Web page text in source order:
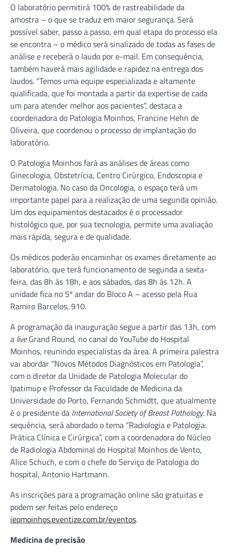
O laboratório permitirá 100% de rastreabilidade da
amostra – o que se traduz em maior segurança. Será
possível saber, passo a passo, em qual etapa do processo ela
se encontra – o médico será sinalizado de todas as fases de
análise e receberá o laudo por e-mail. Em consequência,
também haverá mais agilidade e rapidez na entrega dos
laudos. “Temos uma equipe especializada e altamente
qualificada, que foi montada a partir da expertise de cada
um para atender melhor aos pacientes”, destaca a
coordenadora do Patologia Moinhos, Francine Hehn de
Oliveira, que coordenou o processo de implantação do
laboratório.
O Patologia Moinhos fará as análises de áreas como
Ginecologia, Obstetrícia, Centro Cirúrgico, Endoscopia e
Dermatologia. No caso da Oncologia, o espaço terá um
importante papel para a realização de uma segunda opinião.
Um dos equipamentos destacados é o processador
histológico que, por sua tecnologia, permite uma avaliação
mais rápida, segura e de qualidade.
Os médicos poderão encaminhar os exames diretamente ao
laboratório, que terá funcionamento de segunda a sexta-
feira, das 8h às 18h, e aos sábados, das 8h às 12h. A
unidade fica no 5º andar do Bloco A – acesso pela Rua
Ramiro Barcelos, 910.
A programação da inauguração segue a partir das 13h, com
a liveGrand Round, no canal do YouTube do Hospital
Moinhos, reunindo especialistas da área. A primeira palestra
vai abordar “Novos Métodos Diagnósticos em Patologia”,
com o diretor da Unidade de Patologia Molecular do
Ipatimup e Professor da Faculdade de Medicina da
Universidade do Porto, Fernando Schmidtt, que atualmente
é o presidente da International Society of Breast Pathology. Na
sequência, será abordado o tema “Radiologia e Patologia:
Prática Clínica e Cirúrgica”, com a coordenadora do Núcleo
de Radiologia Abdominal do Hospital Moinhos de Vento,
Alice Schuch, e com o chefe do Serviço de Patologia do
hospital, Antonio Hartmann.
As inscrições para a programação online são gratuitas e
podem ser feitas pelo endereço
iepmoinhos.eventize.com.br/eventos.
Medicina de precisão